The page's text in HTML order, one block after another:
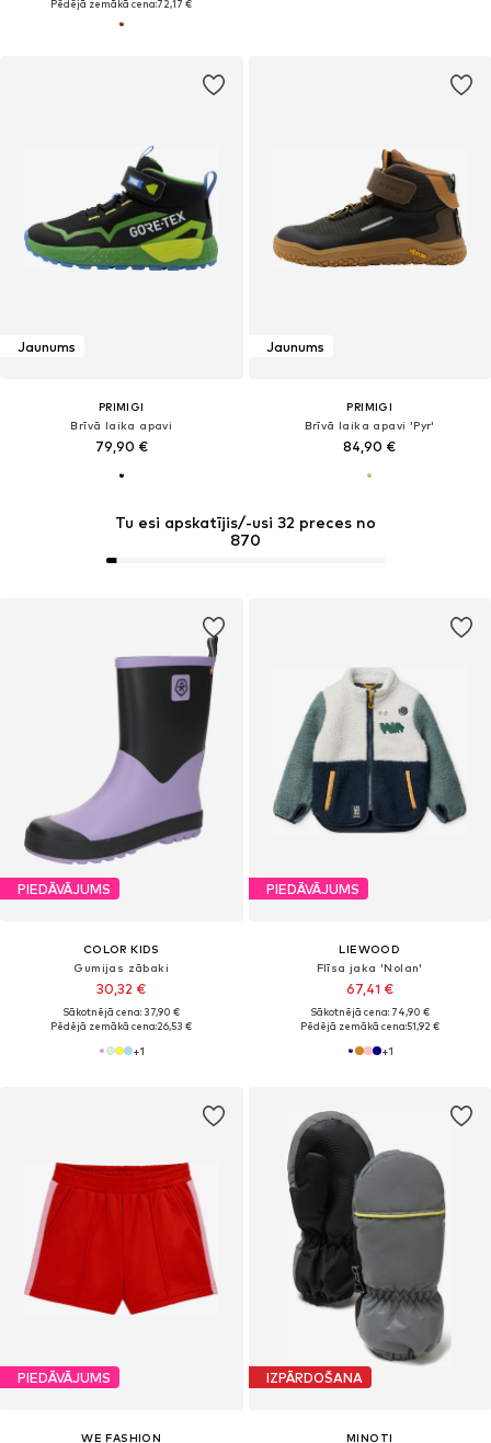
Pēdējā zemākā cena:72,17 €
Jaunums
PRIMIGI
Brīvā laika apavi
79,90 €
Jaunums
PRIMIGI
Brīvā laika apavi 'Pyr'
84,90 €
Tu esi apskatījis/-usi 32 preces no
870
PIEDĀVĀJUMS
COLOR KIDS
Gumijas zābaki
30,32 €
Sākotnējā cena: 37,90 €
Pēdējā zemākā cena:26,53 €
+1
PIEDĀVĀJUMS
LIEWOOD
Flīsa jaka 'Nolan'
67,41 €
Sākotnējā cena: 74,90 €
Pēdējā zemākā cena:51,92 €
+1
PIEDĀVĀJUMS
WE FASHION
IZPĀRDOŠANA
MINOTI